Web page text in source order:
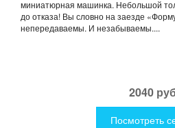
миниатюрная машинка. Небольшой
до отказа! Вы словно на заезде
непередаваемы. И незабываемы....
2040
Посмотреть